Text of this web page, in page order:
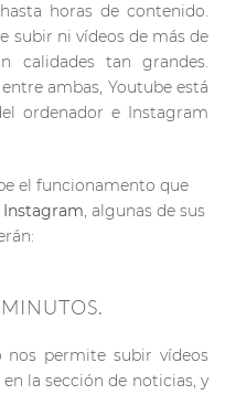
horas de contenido.
subir ni vídeos de más de
calidades tan grandes.
ambas, Youtube está
ordenador e Instagram
el funcionamento que
Instagram, algunas de sus
permite subir vídeos
la sección de noticias, y